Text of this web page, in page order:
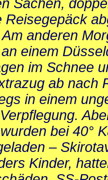
Sachen,
Reisegepäck
anderen
einem
im Schnee
ab nach
in einem
bei 40°
–
Kinder,